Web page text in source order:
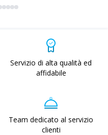
Servizio di alta qualità ed
affidabile
Team dedicato al servizio
clienti